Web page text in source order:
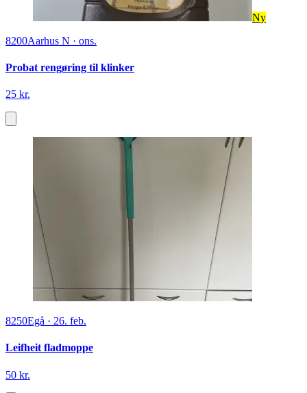
Ny
8200Aarhus N · ons.
Probat rengøring til klinker
25 kr.
8250Egå · 26. feb.
Leifheit fladmoppe
50 kr.